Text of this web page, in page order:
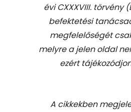
évi CXXXVIII. törvény
befektetési
megfelelőségét
melyre a jelen oldal
ezért
A cikkekben